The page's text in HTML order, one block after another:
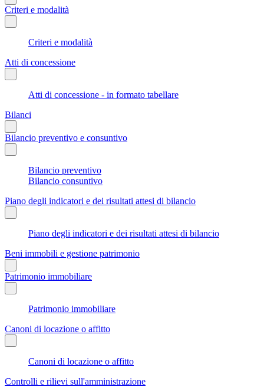
Criteri e modalità
Criteri e modalità
Atti di concessione
Atti di concessione - in formato tabellare
Bilanci
Bilancio preventivo e consuntivo
Bilancio preventivo
Bilancio consuntivo
Piano degli indicatori e dei risultati attesi di bilancio
Piano degli indicatori e dei risultati attesi di bilancio
Beni immobili e gestione patrimonio
Patrimonio immobiliare
Patrimonio immobiliare
Canoni di locazione o affitto
Canoni di locazione o affitto
Controlli e rilievi sull'amministrazione